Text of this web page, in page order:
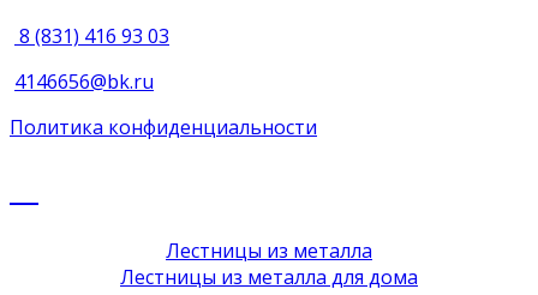
8 (831) 416 93 03
4146656@bk.ru
Политика конфиденциальности
Лестницы из металла
Лестницы из металла для дома